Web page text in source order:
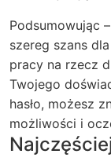
Podsumowując –
szereg szans
pracy na rzecz
Twojego
hasło, możesz
możliwości i